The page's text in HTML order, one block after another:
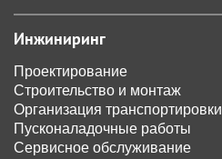
Инжиниринг
Проектирование
Строительство и монтаж
Организация транспортировки
Пусконаладочные работы
Сервисное обслуживание